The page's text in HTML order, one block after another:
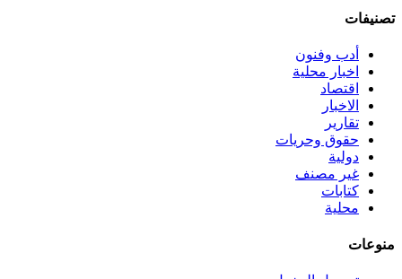
تصنيفات
أدب وفنون
اخبار محلية
اقتصاد
الاخبار
تقارير
حقوق وحريات
دولية
غير مصنف
كتابات
محلية
منوعات